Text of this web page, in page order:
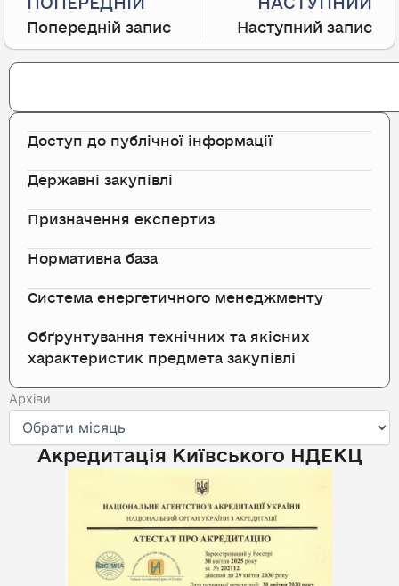
Попередній запис Наступний запис
Search
Доступ до публічної інформації
Державні закупівлі
Призначення експертиз
Нормативна база
Система енергетичного менеджменту
Обґрунтування технічних та якісних
характеристик предмета закупівлі
Архіви
Архіви
Акредитація Київського НДЕКЦ